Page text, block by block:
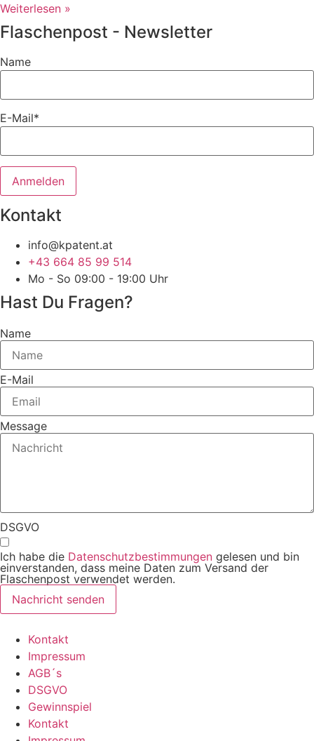
Weiterlesen »
Flaschenpost - Newsletter
Name
E-Mail*
Kontakt
info@kpatent.at
+43 664 85 99 514
Mo - So 09:00 - 19:00 Uhr
Hast Du Fragen?
Name
E-Mail
Message
DSGVO
Ich habe die Datenschutzbestimmungen gelesen und bin
einverstanden, dass meine Daten zum Versand der
Flaschenpost verwendet werden.
Nachricht senden
Kontakt
Impressum
AGB´s
DSGVO
Gewinnspiel
Kontakt